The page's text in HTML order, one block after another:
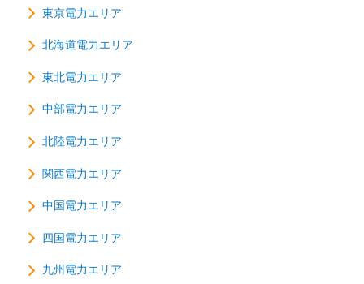
東京電力エリア
北海道電力エリア
東北電力エリア
中部電力エリア
北陸電力エリア
関西電力エリア
中国電力エリア
四国電力エリア
九州電力エリア